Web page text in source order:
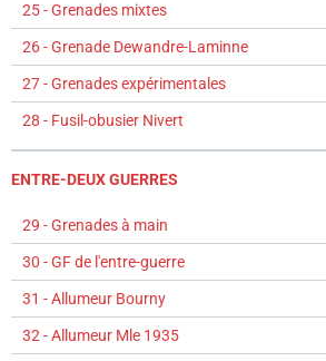
25 - Grenades mixtes
26 - Grenade Dewandre-Laminne
27 - Grenades expérimentales
28 - Fusil-obusier Nivert
ENTRE-DEUX GUERRES
29 - Grenades à main
30 - GF de l'entre-guerre
31 - Allumeur Bourny
32 - Allumeur Mle 1935